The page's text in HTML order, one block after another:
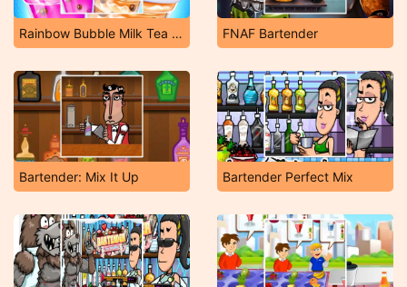
Rainbow Bubble Milk Tea Maker FNAF Bartender
Bartender: Mix It Up Bartender Perfect Mix